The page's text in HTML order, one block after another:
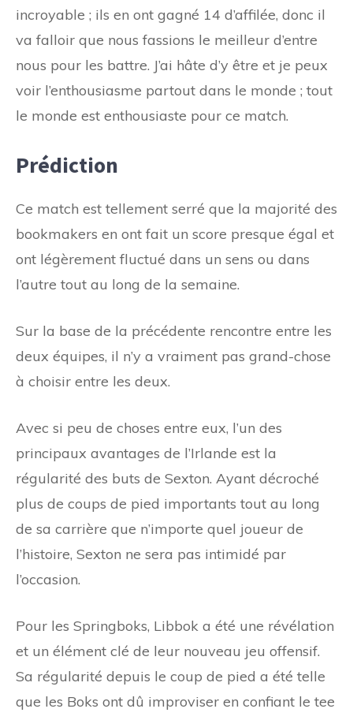
incroyable ; ils en ont gagné 14 d’affilée, donc il
va falloir que nous fassions le meilleur d’entre
nous pour les battre. J’ai hâte d’y être et je peux
voir l’enthousiasme partout dans le monde ; tout
le monde est enthousiaste pour ce match.
Prédiction
Ce match est tellement serré que la majorité des
bookmakers en ont fait un score presque égal et
ont légèrement fluctué dans un sens ou dans
l’autre tout au long de la semaine.
Sur la base de la précédente rencontre entre les
deux équipes, il n’y a vraiment pas grand-chose
à choisir entre les deux.
Avec si peu de choses entre eux, l’un des
principaux avantages de l’Irlande est la
régularité des buts de Sexton. Ayant décroché
plus de coups de pied importants tout au long
de sa carrière que n’importe quel joueur de
l’histoire, Sexton ne sera pas intimidé par
l’occasion.
Pour les Springboks, Libbok a été une révélation
et un élément clé de leur nouveau jeu offensif.
Sa régularité depuis le coup de pied a été telle
que les Boks ont dû improviser en confiant le tee